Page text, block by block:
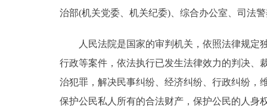
治部(机关党委、机关纪委)、综合办公室、司法
人民法院是国家的审判机关，依照法律规定独
行政等案件，依法执行已发生法律效力的判决、
治犯罪，解决民事纠纷、经济纠纷、行政纠纷，
保护公民私人所有的合法财产，保护公民的人身